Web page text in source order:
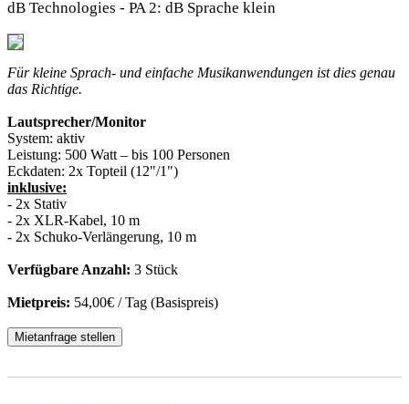
dB Technologies - PA 2: dB Sprache klein
Für kleine Sprach- und einfache Musikanwendungen ist dies genau
das Richtige.
Lautsprecher/Monitor
System: aktiv
Leistung: 500 Watt – bis 100 Personen
Eckdaten: 2x Topteil (12"/1")
inklusive:
- 2x Stativ
- 2x XLR-Kabel, 10 m
- 2x Schuko-Verlängerung, 10 m
Verfügbare Anzahl: 3 Stück
Mietpreis: 54,00€ / Tag (Basispreis)
Mietanfrage stellen